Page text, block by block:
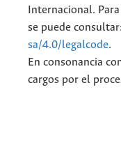
Internacional.
se puede consultar:
sa/4.0/legalcode.
En consonancia
cargos por el